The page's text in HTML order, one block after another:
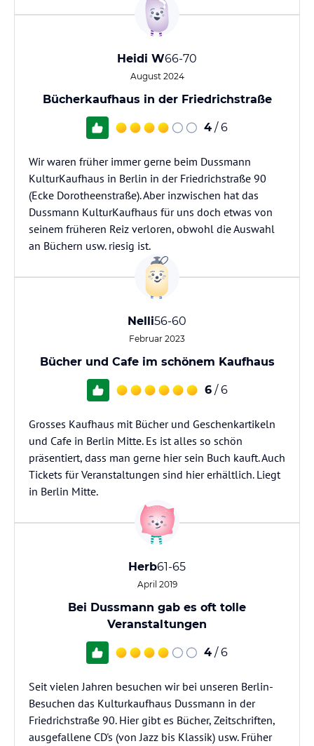
Heidi W66-70
August 2024
Bücherkaufhaus in der Friedrichstraße
4 / 6
Wir waren früher immer gerne beim Dussmann
KulturKaufhaus in Berlin in der Friedrichstraße 90
(Ecke Dorotheenstraße). Aber inzwischen hat das
Dussmann KulturKaufhaus für uns doch etwas von
seinem früheren Reiz verloren, obwohl die Auswahl
an Büchern usw. riesig ist.
Nelli56-60
Februar 2023
Bücher und Cafe im schönem Kaufhaus
6 / 6
Grosses Kaufhaus mit Bücher und Geschenkartikeln
und Cafe in Berlin Mitte. Es ist alles so schön
präsentiert, dass man gerne hier sein Buch kauft. Auch
Tickets für Veranstaltungen sind hier erhältlich. Liegt
in Berlin Mitte.
Herb61-65
April 2019
Bei Dussmann gab es oft tolle
Veranstaltungen
4 / 6
Seit vielen Jahren besuchen wir bei unseren Berlin-
Besuchen das Kulturkaufhaus Dussmann in der
Friedrichstraße 90. Hier gibt es Bücher, Zeitschriften,
ausgefallene CD's (von Jazz bis Klassik) usw. Früher